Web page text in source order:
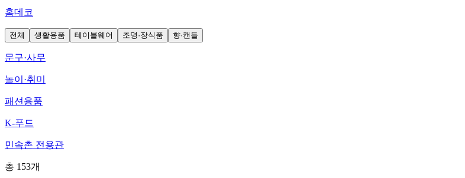
홈데코
전체 생활용품 테이블웨어 조명·장식품 향·캔들
문구·사무
놀이·취미
패션용품
K-푸드
민속촌 전용관
총 153개